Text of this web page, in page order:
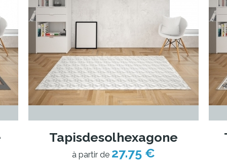
Tapisdesolhexagone
à partir de 27.75 €